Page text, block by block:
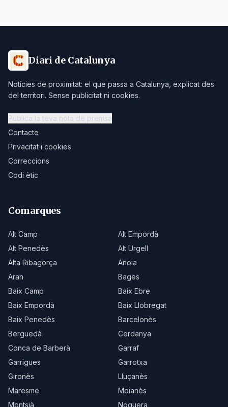
Diari de Catalunya
Notícies de proximitat: el que passa a Catalunya, explicat des
del territori. Sense publicitat ni cookies.
Publica la teva nota de premsa
Contacte
Privacitat i cookies
Correccions
Codi ètic
Comarques
Alt Camp
Alt Empordà
Alt Penedès
Alt Urgell
Alta Ribagorça
Anoia
Aran
Bages
Baix Camp
Baix Ebre
Baix Empordà
Baix Llobregat
Baix Penedès
Barcelonès
Berguedà
Cerdanya
Conca de Barberà
Garraf
Garrigues
Garrotxa
Gironès
Lluçanès
Maresme
Moianès
Montsià
Noguera